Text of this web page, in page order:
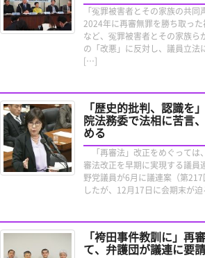
「冤罪被害者とその家族の共
2024年に再審無罪を勝ち取っ
など、冤罪被害者とその家族ら
の「改悪」に反対し、議員立法
[…]
「歴史的批判、認識を
院法務委で法相に苦言
める
「再審法」改正をめぐっては
審法改正を早期に実現する議員
野党議員が6月に議連案（第
したが、12月17日に会期末が
「袴田事件教訓に」再
て、弁護団が議連に要請